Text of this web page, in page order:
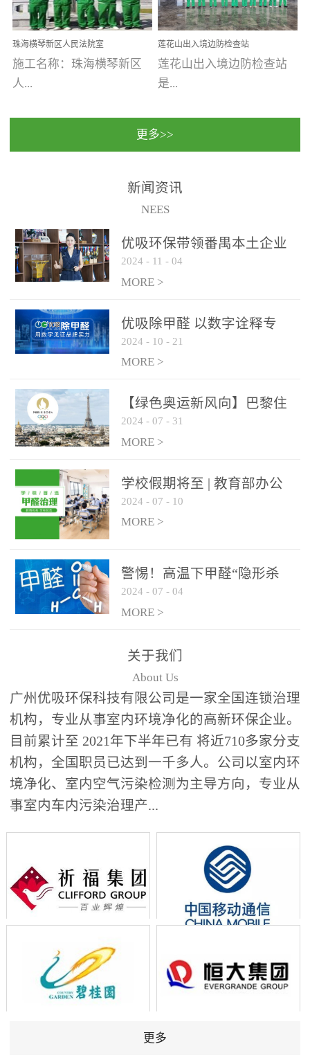
人人都爱护她、珍惜她、
她将越来越枝繁叶茂，终
将会成为一棵参天大树！
优吸环保截止2020年拥有
全国600家网点分支机构。
雅致酒店 东莞美豪雅
致酒店是为中高端人士...
州南沙区·香港科技大学(广
州)校区 工程案...
珠海横琴新区人民法院室
内除甲醛空气治理项目
施工名称：珠海横琴新区
人...
民法院室内除甲醛空气治
保施工日期：2020年1月珠
莲花山出入境边防检查站
室内除甲醛空气治理项目
莲花山出入境边防检查站
是...
国家通过设在对外开放口
（及各出入境边防检查
更多>>
新闻资讯
NEES
优吸环保带领番禺本​土企业
勇敢破局向“新”
2024 - 11 - 04
MORE >
优吸除甲醛 以数字诠释专
业，尽显除醛品牌实力！
2024 - 10 - 21
MORE >
【绿色奥运新风向】巴黎住
宿风波：优吸环保共建健康
绿色家居
2024 - 07 - 31
MORE >
学校假期将至 | 教育部办公
厅关于加强学校新建校舍室
内空气质量管理通知
2024 - 07 - 10
MORE >
警惕！高温下甲醛“隐形杀
手”来袭，你的家安全吗？
2024 - 07 - 04
MORE >
关于我们
About Us
广州优吸环保科技有限公司是一家全国连锁治理
机构，专业从事室内环境净化的高新环保企业。
目前累计至 2021年下半年已有 将近710多家分支
机构，全国职员已达到一千多人。公司以室内环
境净化、室内空气污染检测为主导方向，专业从
事室内车内污染治理产...
更多